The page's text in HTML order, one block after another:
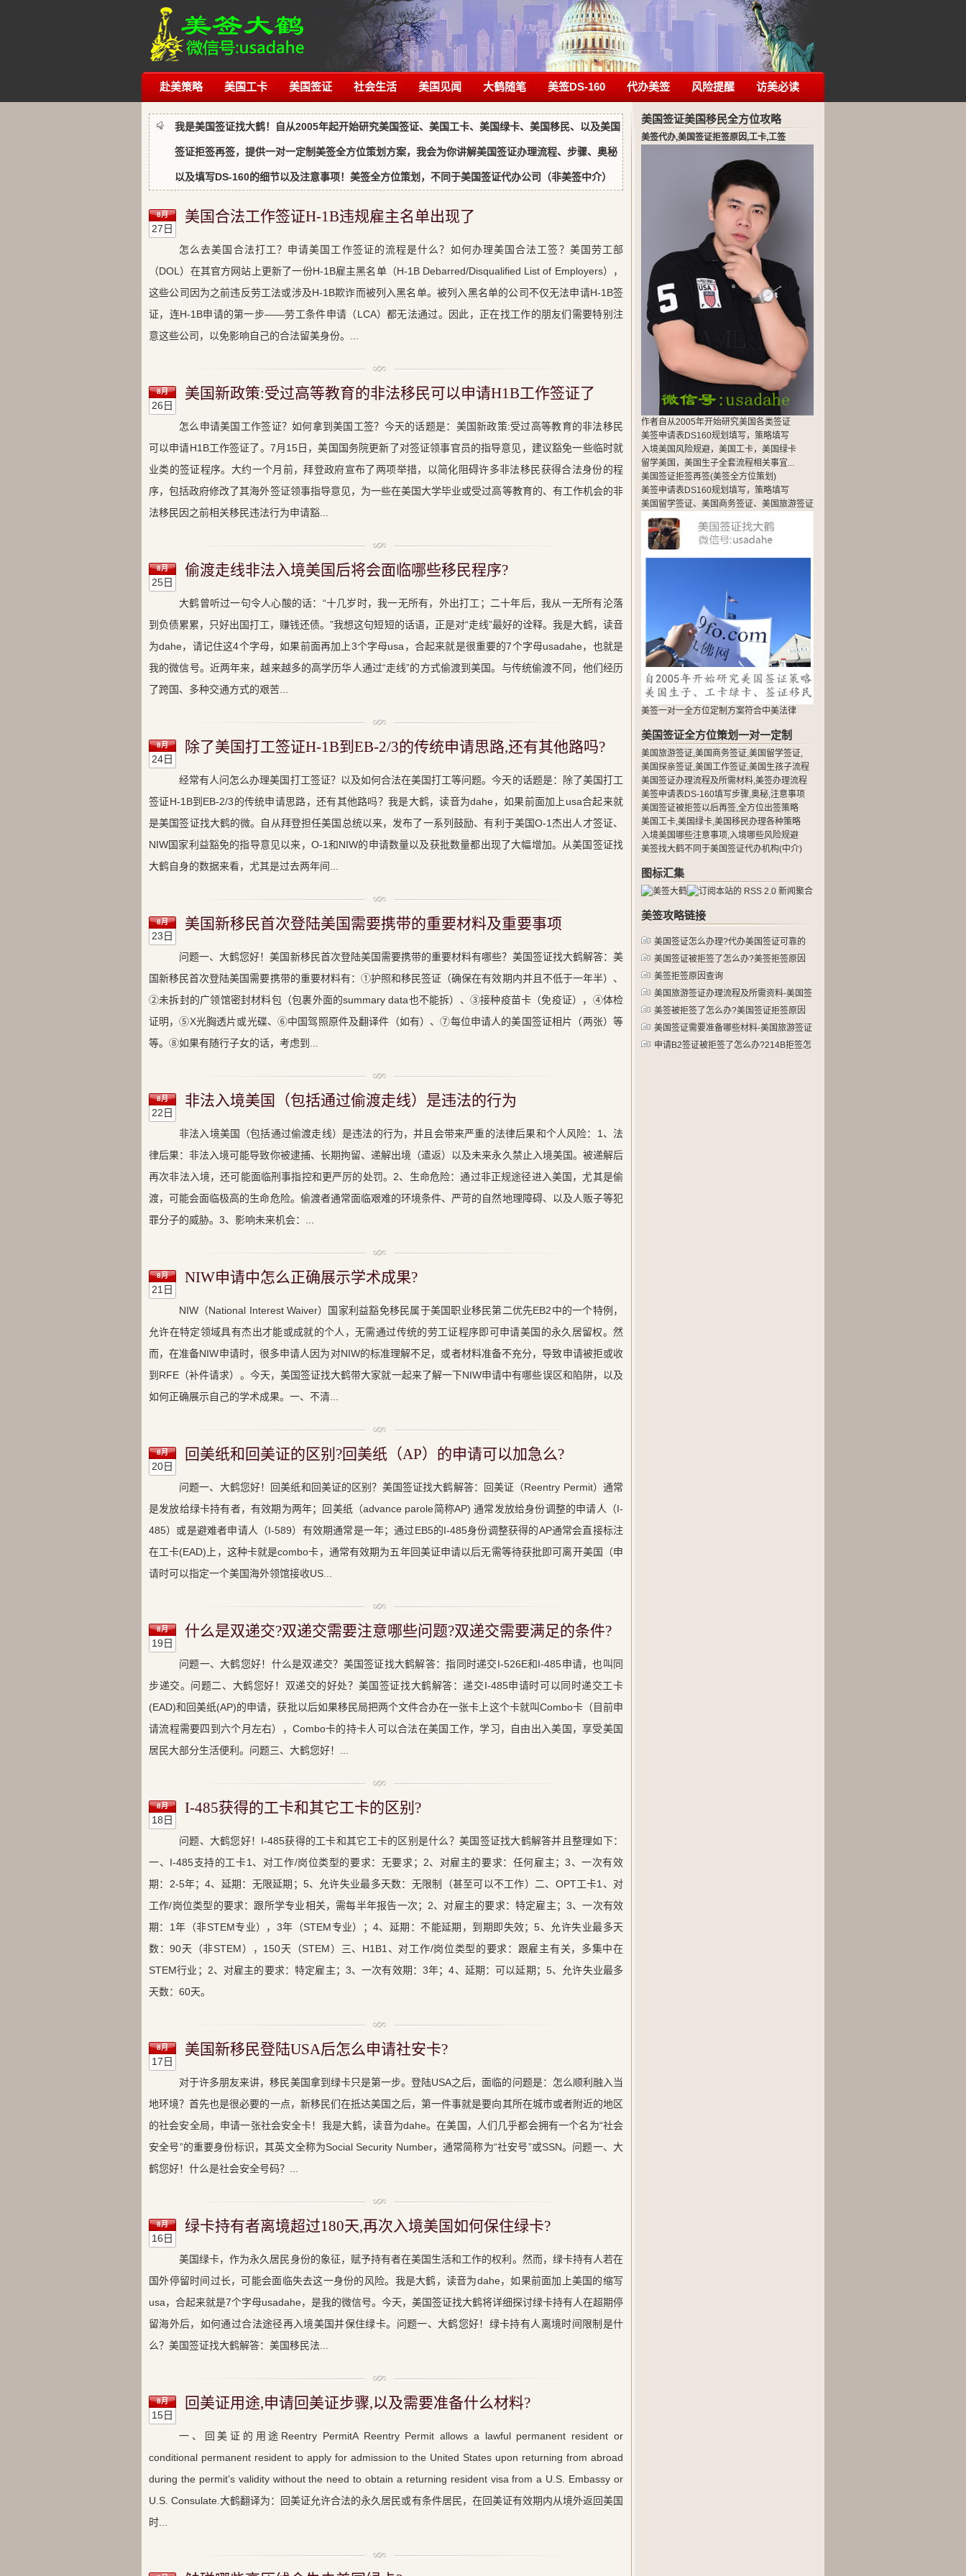
赴美策略 美国工卡 美国签证 社会生活 美国见闻 大鹤随笔 美签DS-160 代办美签 风险提醒 访美必读
我是美国签证找大鹤！自从2005年起开始研究美国签证、美国工卡、美国绿卡、美国移民、以及美国
签证拒签再签，提供一对一定制美签全方位策划方案，我会为你讲解美国签证办理流程、步骤、奥秘
以及填写DS-160的细节以及注意事项！美签全方位策划，不同于美国签证代办公司（非美签中介）
8月
27日
美国合法工作签证H-1B违规雇主名单出现了
怎么去美国合法打工？申请美国工作签证的流程是什么？如何办理美国合法工签？美国劳工部
（DOL）在其官方网站上更新了一份H-1B雇主黑名单（H-1B Debarred/Disqualified List of Employers），
这些公司因为之前违反劳工法或涉及H-1B欺诈而被列入黑名单。被列入黑名单的公司不仅无法申请H-1B签
证，连H-1B申请的第一步——劳工条件申请（LCA）都无法通过。因此，正在找工作的朋友们需要特别注
意这些公司，以免影响自己的合法留美身份。...
8月
26日
美国新政策:受过高等教育的非法移民可以申请H1B工作签证了
怎么申请美国工作签证？如何拿到美国工签？今天的话题是：美国新政策:受过高等教育的非法移民
可以申请H1B工作签证了。7月15日，美国国务院更新了对签证领事官员的指导意见，建议豁免一些临时就
业类的签证程序。大约一个月前，拜登政府宣布了两项举措，以简化阻碍许多非法移民获得合法身份的程
序，包括政府修改了其海外签证领事指导意见，为一些在美国大学毕业或受过高等教育的、有工作机会的非
法移民因之前相关移民违法行为申请豁...
8月
25日
偷渡走线非法入境美国后将会面临哪些移民程序?
大鹤曾听过一句令人心酸的话：“十几岁时，我一无所有，外出打工；二十年后，我从一无所有沦落
到负债累累，只好出国打工，赚钱还债。”我想这句短短的话语，正是对“走线”最好的诠释。我是大鹤，读音
为dahe，请记住这4个字母，如果前面再加上3个字母usa，合起来就是很重要的7个字母usadahe，也就是
我的微信号。近两年来，越来越多的高学历华人通过“走线”的方式偷渡到美国。与传统偷渡不同，他们经历
了跨国、多种交通方式的艰苦...
8月
24日
除了美国打工签证H-1B到EB-2/3的传统申请思路,还有其他路吗?
经常有人问怎么办理美国打工签证？以及如何合法在美国打工等问题。今天的话题是：除了美国打工
签证H-1B到EB-2/3的传统申请思路，还有其他路吗？我是大鹤，读音为dahe，如果前面加上usa合起来就
是美国签证找大鹤的微。自从拜登担任美国总统以来，发布了一系列鼓励、有利于美国O-1杰出人才签证、
NIW国家利益豁免的指导意见以来，O-1和NIW的申请数量以及获批数量都出现了大幅增加。从美国签证找
大鹤自身的数据来看，尤其是过去两年间...
8月
23日
美国新移民首次登陆美国需要携带的重要材料及重要事项
问题一、大鹤您好！美国新移民首次登陆美国需要携带的重要材料有哪些？美国签证找大鹤解答：美
国新移民首次登陆美国需要携带的重要材料有：①护照和移民签证（确保在有效期内并且不低于一年半）、
②未拆封的广领馆密封材料包（包裹外面的summary data也不能拆）、③接种疫苗卡（免疫证），④体检
证明，⑤X光胸透片或光碟、⑥中国驾照原件及翻译件（如有）、⑦每位申请人的美国签证相片（两张）等
等。⑧如果有随行子女的话，考虑到...
8月
22日
非法入境美国（包括通过偷渡走线）是违法的行为
非法入境美国（包括通过偷渡走线）是违法的行为，并且会带来严重的法律后果和个人风险：1、法
律后果：非法入境可能导致你被逮捕、长期拘留、递解出境（遣返）以及未来永久禁止入境美国。被递解后
再次非法入境，还可能面临刑事指控和更严厉的处罚。2、生命危险：通过非正规途径进入美国，尤其是偷
渡，可能会面临极高的生命危险。偷渡者通常面临艰难的环境条件、严苛的自然地理障碍、以及人贩子等犯
罪分子的威胁。3、影响未来机会：...
8月
21日
NIW申请中怎么正确展示学术成果?
NIW（National Interest Waiver）国家利益豁免移民属于美国职业移民第二优先EB2中的一个特例，
允许在特定领域具有杰出才能或成就的个人，无需通过传统的劳工证程序即可申请美国的永久居留权。然
而，在准备NIW申请时，很多申请人因为对NIW的标准理解不足，或者材料准备不充分，导致申请被拒或收
到RFE（补件请求）。今天，美国签证找大鹤带大家就一起来了解一下NIW申请中有哪些误区和陷阱，以及
如何正确展示自己的学术成果。一、不清...
8月
20日
回美纸和回美证的区别?回美纸（AP）的申请可以加急么?
问题一、大鹤您好！回美纸和回美证的区别？美国签证找大鹤解答：回美证（Reentry Permit）通常
是发放给绿卡持有者，有效期为两年；回美纸（advance parole简称AP) 通常发放给身份调整的申请人（I-
485）或是避难者申请人（I-589）有效期通常是一年；通过EB5的I-485身份调整获得的AP通常会直接标注
在工卡(EAD)上，这种卡就是combo卡，通常有效期为五年回美证申请以后无需等待获批即可离开美国（申
请时可以指定一个美国海外领馆接收US...
8月
19日
什么是双递交?双递交需要注意哪些问题?双递交需要满足的条件?
问题一、大鹤您好！什么是双递交？美国签证找大鹤解答：指同时递交I-526E和I-485申请，也叫同
步递交。问题二、大鹤您好！双递交的好处？美国签证找大鹤解答：递交I-485申请时可以同时递交工卡
(EAD)和回美纸(AP)的申请，获批以后如果移民局把两个文件合办在一张卡上这个卡就叫Combo卡（目前申
请流程需要四到六个月左右），Combo卡的持卡人可以合法在美国工作，学习，自由出入美国，享受美国
居民大部分生活便利。问题三、大鹤您好！...
8月
18日
I-485获得的工卡和其它工卡的区别?
问题、大鹤您好！I-485获得的工卡和其它工卡的区别是什么？美国签证找大鹤解答并且整理如下：
一、I-485支持的工卡1、对工作/岗位类型的要求：无要求；2、对雇主的要求：任何雇主；3、一次有效
期：2-5年；4、延期：无限延期；5、允许失业最多天数：无限制（甚至可以不工作）二、OPT工卡1、对
工作/岗位类型的要求：跟所学专业相关，需每半年报告一次；2、对雇主的要求：特定雇主；3、一次有效
期：1年（非STEM专业），3年（STEM专业）；4、延期：不能延期，到期即失效；5、允许失业最多天
数：90天（非STEM），150天（STEM）三、H1B1、对工作/岗位类型的要求：跟雇主有关，多集中在
STEM行业；2、对雇主的要求：特定雇主；3、一次有效期：3年；4、延期：可以延期；5、允许失业最多
天数：60天。
8月
17日
美国新移民登陆USA后怎么申请社安卡?
对于许多朋友来讲，移民美国拿到绿卡只是第一步。登陆USA之后，面临的问题是：怎么顺利融入当
地环境？首先也是很必要的一点，新移民们在抵达美国之后，第一件事就是要向其所在城市或者附近的地区
的社会安全局，申请一张社会安全卡！我是大鹤，读音为dahe。在美国，人们几乎都会拥有一个名为“社会
安全号”的重要身份标识，其英文全称为Social Security Number，通常简称为“社安号”或SSN。问题一、大
鹤您好！什么是社会安全号码？...
8月
16日
绿卡持有者离境超过180天,再次入境美国如何保住绿卡?
美国绿卡，作为永久居民身份的象征，赋予持有者在美国生活和工作的权利。然而，绿卡持有人若在
国外停留时间过长，可能会面临失去这一身份的风险。我是大鹤，读音为dahe，如果前面加上美国的缩写
usa，合起来就是7个字母usadahe，是我的微信号。今天，美国签证找大鹤将详细探讨绿卡持有人在超期停
留海外后，如何通过合法途径再入境美国并保住绿卡。问题一、大鹤您好！绿卡持有人离境时间限制是什
么？美国签证找大鹤解答：美国移民法...
8月
15日
回美证用途,申请回美证步骤,以及需要准备什么材料?
一、回美证的用途Reentry PermitA Reentry Permit allows a lawful permanent resident or
conditional permanent resident to apply for admission to the United States upon returning from abroad
during the permit’s validity without the need to obtain a returning resident visa from a U.S. Embassy or
U.S. Consulate.大鹤翻译为：回美证允许合法的永久居民或有条件居民，在回美证有效期内从境外返回美国
时...
美国签证美国移民全方位攻略
美签代办,美国签证拒签原因,工卡,工签
作者自从2005年开始研究美国各类签证
美签申请表DS160规划填写，策略填写
入境美国风险规避，美国工卡，美国绿卡
留学美国， 美国生子全套流程相关事宜...
美国签证拒签再签(美签全方位策划)
美签申请表DS160规划填写，策略填写
美国留学签证、美国商务签证、美国旅游签证
美签一对一全方位定制方案符合中美法律
美国签证全方位策划一对一定制
美国旅游签证,美国商务签证,美国留学签证,
美国探亲签证,美国工作签证,美国生孩子流程
美国签证办理流程及所需材料,美签办理流程
美签申请表DS-160填写步骤,奥秘,注意事项
美国签证被拒签以后再签,全方位出签策略
美国工卡,美国绿卡,美国移民办理各种策略
入境美国哪些注意事项,入境哪些风险规避
美签找大鹤不同于美国签证代办机构(中介)
图标汇集
美签攻略链接
美国签证怎么办理?代办美国签证可靠的
机构?最容易过美国签证的人
美国签证被拒签了怎么办?美签拒签原因
查询,214B拒签隔多久再签
美签拒签原因查询
美国旅游签证办理流程及所需资料-美国签
证需要准备哪些材料
美签被拒签了怎么办?美国签证拒签原因
查询
美国签证需要准备哪些材料-美国旅游签证
办理流程及所需资料
申请B2签证被拒签了怎么办?214B拒签怎